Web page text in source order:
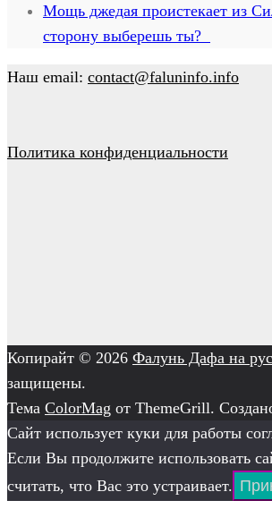
Мощь джедая проистекает из
сторону выберешь ты?
Наш email: contact@faluninfo.info
Политика конфиденциальности
Копирайт © 2026 Фалунь Дафа на
защищены.
Тема ColorMag от ThemeGrill.
Сайт использует куки для работы
Если Вы продолжите использовать
считать, что Вас это устраивает.